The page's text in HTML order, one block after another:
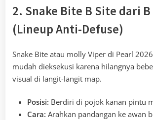
2. Snake Bite B Site dari
(Lineup Anti-Defuse)
Snake Bite atau molly Viper di Pearl
mudah dieksekusi karena hilangnya
visual di langit-langit map.
Posisi: Berdiri di pojok kanan pintu
Cara: Arahkan pandangan ke awan